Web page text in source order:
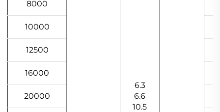
6.3
6.6
10.5
8000
10000
12500
16000
20000